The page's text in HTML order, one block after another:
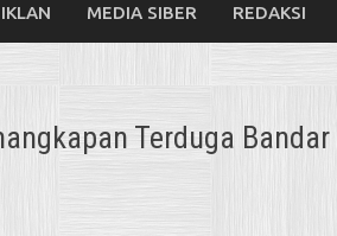
IKLAN MEDIA SIBER REDAKSI
Terduga